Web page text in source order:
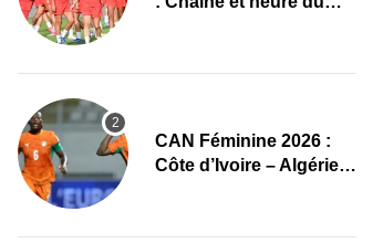
CAN Féminine 2026 :
Côte d’Ivoire – Algérie,